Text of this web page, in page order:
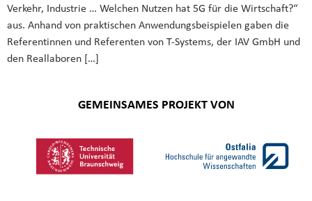
Verkehr, Industrie … Welchen Nutzen hat 5G für die Wirtschaft?“
aus. Anhand von praktischen Anwendungsbeispielen gaben die
Referentinnen und Referenten von T-Systems, der IAV GmbH und
den Reallaboren […]
GEMEINSAMES PROJEKT VON